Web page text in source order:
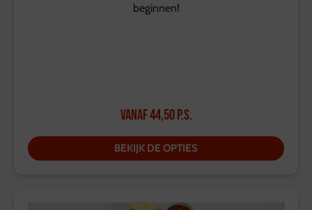
beginnen!
Vanaf44,50p.s.
BEKIJK DE OPTIES